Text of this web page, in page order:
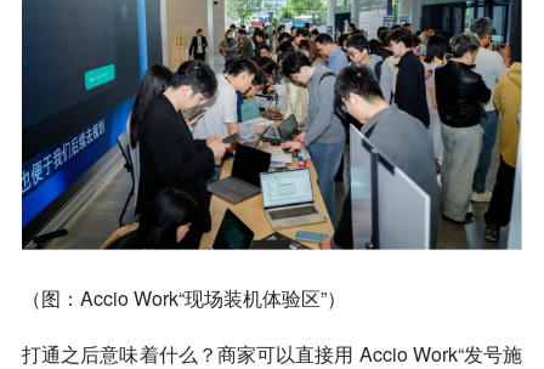
（图：Accio Work“现场装机体验区”）
打通之后意味着什么？商家可以直接用 Accio Work“发号施